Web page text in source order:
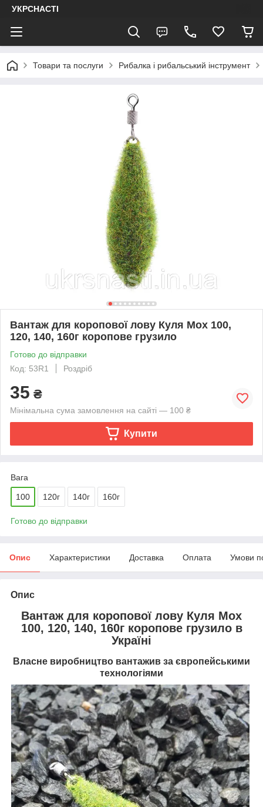
УКРСНАСТІ
Товари та послуги Рибалка і рибальський інструмент
Вантаж для коропової лову Куля Мох 100,
120, 140, 160г коропове грузило
Готово до відправки
Код: 53R1
Роздріб
35 ₴
Мінімальна сума замовлення на сайті — 100 ₴
Купити
Вага
100 120г 140г 160г
Готово до відправки
Опис Характеристики Доставка Оплата Умови
Опис
Вантаж для коропової лову Куля Мох
100, 120, 140, 160г коропове грузило в
Україні
Власне виробництво вантажив за європейськими
технологіями